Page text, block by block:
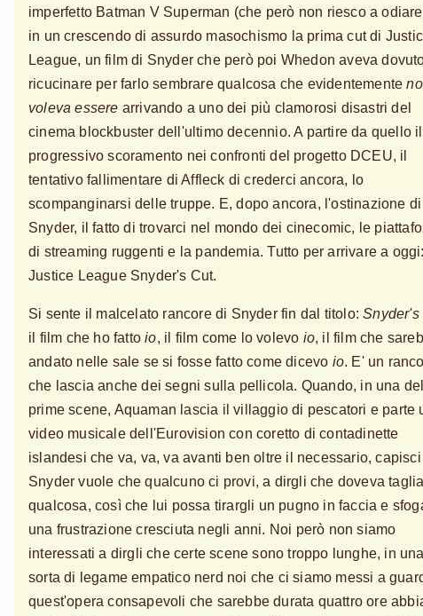
imperfetto Batman V Superman (che però non riesco a
in un crescendo di assurdo masochismo la prima cut di
League, un film di Snyder che però poi Whedon aveva
ricucinare per farlo sembrare qualcosa che evidentemente
voleva essere arrivando a uno dei più clamorosi disastri del
cinema blockbuster dell'ultimo decennio. A partire da quello il
progressivo scoramento nei confronti del progetto DCEU, il
tentativo fallimentare di Affleck di crederci ancora, lo
scompanginarsi delle truppe. E, dopo ancora, l'ostinazione di
Snyder, il fatto di trovarci nel mondo dei cinecomic, le
di streaming ruggenti e la pandemia. Tutto per arrivare a oggi:
Justice League Snyder's Cut.
Si sente il malcelato rancore di Snyder fin dal titolo:Snyder's
il film che ho fattoio, il film come lo volevo io, il film che
andato nelle sale se si fosse fatto come dicevo io. E' un
che lascia anche dei segni sulla pellicola. Quando, in una
prime scene, Aquaman lascia il villaggio di pescatori e parte
video musicale dell'Eurovision con coretto di contadinette
islandesi che va, va, va avanti ben oltre il necessario,
Snyder vuole che qualcuno ci provi, a dirgli che doveva
qualcosa, così che lui possa tirargli un pugno in faccia e
una frustrazione cresciuta negli anni. Noi però non siamo
interessati a dirgli che certe scene sono troppo lunghe, in una
sorta di legame empatico nerd noi che ci siamo messi a
quest'opera consapevoli che sarebbe durata quattro ore